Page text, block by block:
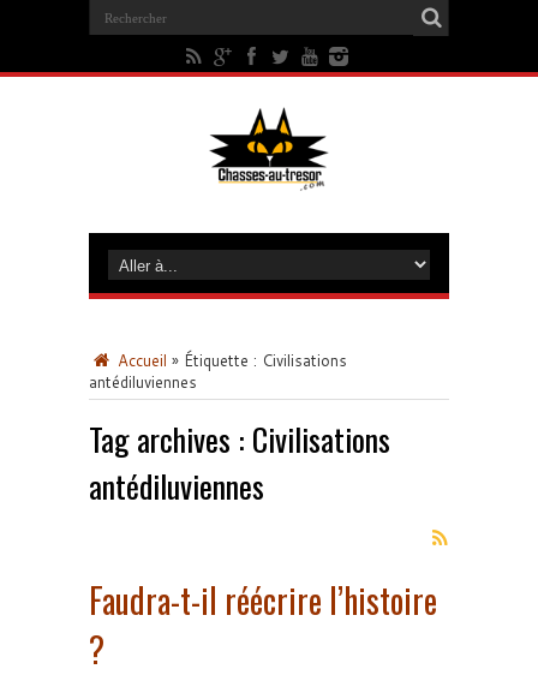
Accueil » Étiquette : Civilisations
antédiluviennes
Tag archives : Civilisations
antédiluviennes
Faudra-t-il réécrire l’histoire
?